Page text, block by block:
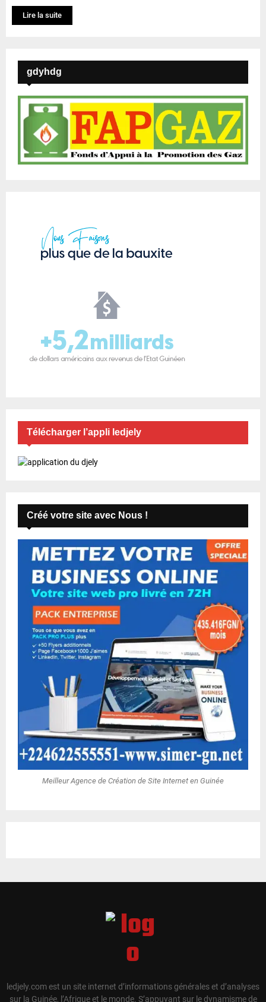
Lire la suite
gdyhdg
Télécharger l’appli ledjely
Créé votre site avec Nous !
Meilleur Agence de Création de Site Internet en Guinée
ledjely.com est un site internet d’informations générales et d’analyses
sur la Guinée, l’Afrique et le monde. S’appuyant sur le dynamisme de